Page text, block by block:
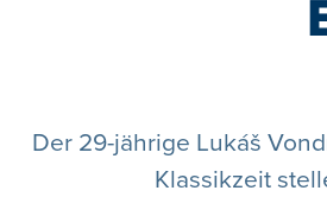
Der 29-jährige Lukáš
Klassikzeit